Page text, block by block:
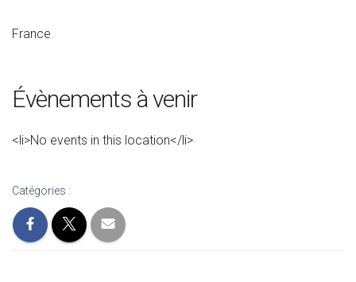
France
Évènements à venir
<li>No events in this location</li>
Catégories :